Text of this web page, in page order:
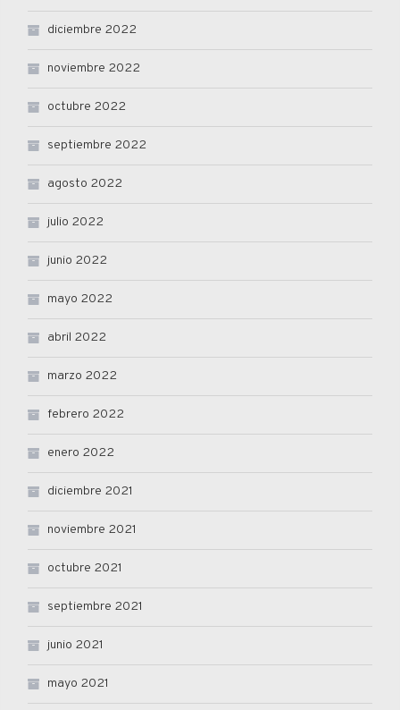
diciembre 2022
noviembre 2022
octubre 2022
septiembre 2022
agosto 2022
julio 2022
junio 2022
mayo 2022
abril 2022
marzo 2022
febrero 2022
enero 2022
diciembre 2021
noviembre 2021
octubre 2021
septiembre 2021
junio 2021
mayo 2021